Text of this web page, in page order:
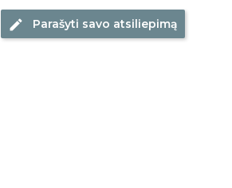
edit Parašyti savo atsiliepimą